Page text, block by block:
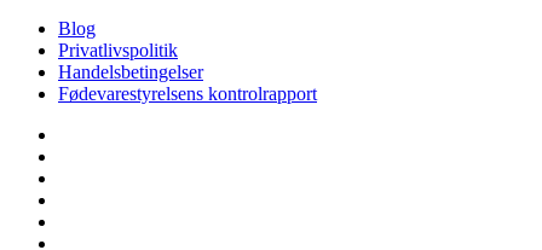
Blog
Privatlivspolitik
Handelsbetingelser
Fødevarestyrelsens kontrolrapport